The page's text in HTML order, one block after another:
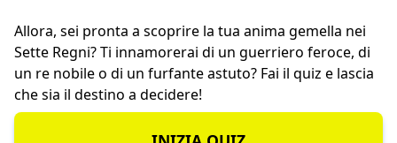
Allora, sei pronta a scoprire la tua anima gemella nei
Sette Regni? Ti innamorerai di un guerriero feroce, di
un re nobile o di un furfante astuto? Fai il quiz e lascia
che sia il destino a decidere!